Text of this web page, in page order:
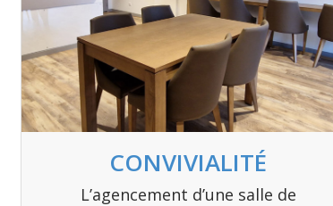
CONVIVIALITÉ
L’agencement d’une salle de